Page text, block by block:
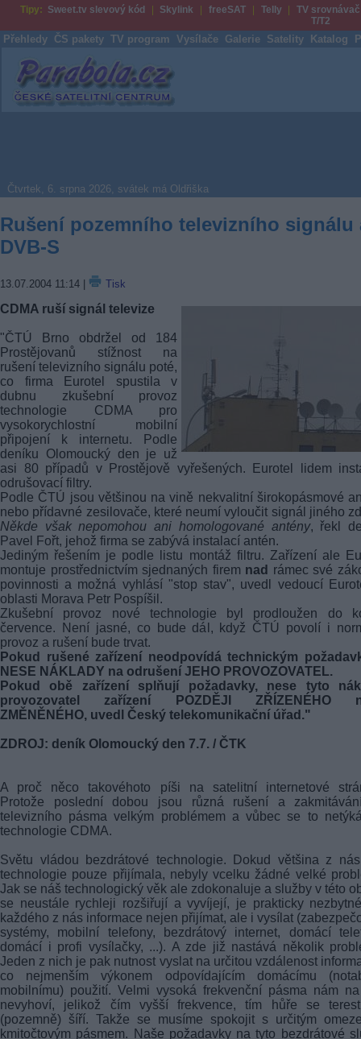
Tipy: Sweet.tv slevový kód Skylink freeSAT Telly
TV srovnávač
T/T2
Přehledy ČS pakety TV program Vysílače Galerie Satelity Katalog
Parabola.cz
Čtvrtek, 6. srpna 2026, svátek má Oldřiška
Rušení pozemního televizního signálu
DVB-S
13.07.2004 11:14 Tisk
CDMA ruší signál televize
"ČTÚ Brno obdržel od 184
Prostějovanů stížnost na
rušení televizního signálu poté,
co firma Eurotel spustila v
dubnu zkušební provoz
technologie CDMA pro
vysokorychlostní mobilní
připojení k internetu. Podle
deníku Olomoucký den je už
asi 80 případů v Prostějově vyřešených. Eurotel lidem
odrušovací filtry.
Podle ČTÚ jsou většinou na vině nekvalitní širokopásmové
nebo přídavné zesilovače, které neumí vyloučit signál jiného
Někde však nepomohou ani homologované antény, řekl
Pavel Fořt, jehož firma se zabývá instalací antén.
Jediným řešením je podle listu montáž filtru. Zařízení ale
montuje prostřednictvím sjednaných firem nad rámec své
povinnosti a možná vyhlásí "stop stav", uvedl vedoucí
oblasti Morava Petr Pospíšil.
Zkušební provoz nové technologie byl prodloužen do
července. Není jasné, co bude dál, když ČTÚ povolí i
provoz a rušení bude trvat.
Pokud rušené zařízení neodpovídá technickým
NESE NÁKLADY na odrušení JEHO PROVOZOVATEL.
Pokud obě zařízení splňují požadavky, nese tyto
provozovatel zařízení POZDĚJI ZŘÍZENÉHO
ZMĚNĚNÉHO, uvedl Český telekomunikační úřad."
ZDROJ: deník Olomoucký den 7.7. / ČTK
A proč něco takovéhoto píši na satelitní internetové
Protože poslední dobou jsou různá rušení a
televizního pásma velkým problémem a vůbec se to
technologie CDMA.
Světu vládou bezdrátové technologie. Dokud většina z
technologie pouze přijímala, nebyly vcelku žádné velké
Jak se náš technologický věk ale zdokonaluje a služby v této
se neustále rychleji rozšiřují a vyvíjejí, je prakticky
každého z nás informace nejen přijímat, ale i vysílat
systémy, mobilní telefony, bezdrátový internet, domácí
domácí i profi vysílačky, ...). A zde již nastává několik
Jeden z nich je pak nutnost vyslat na určitou vzdálenost
co nejmenším výkonem odpovídajícím domácímu
mobilnímu) použití. Velmi vysoká frekvenční pásma nám
nevyhoví, jelikož čím vyšší frekvence, tím hůře se
(pozemně) šíří. Takže se musíme spokojit s určitým
kmitočtovým pásmem. Naše požadavky na tyto bezdrátové